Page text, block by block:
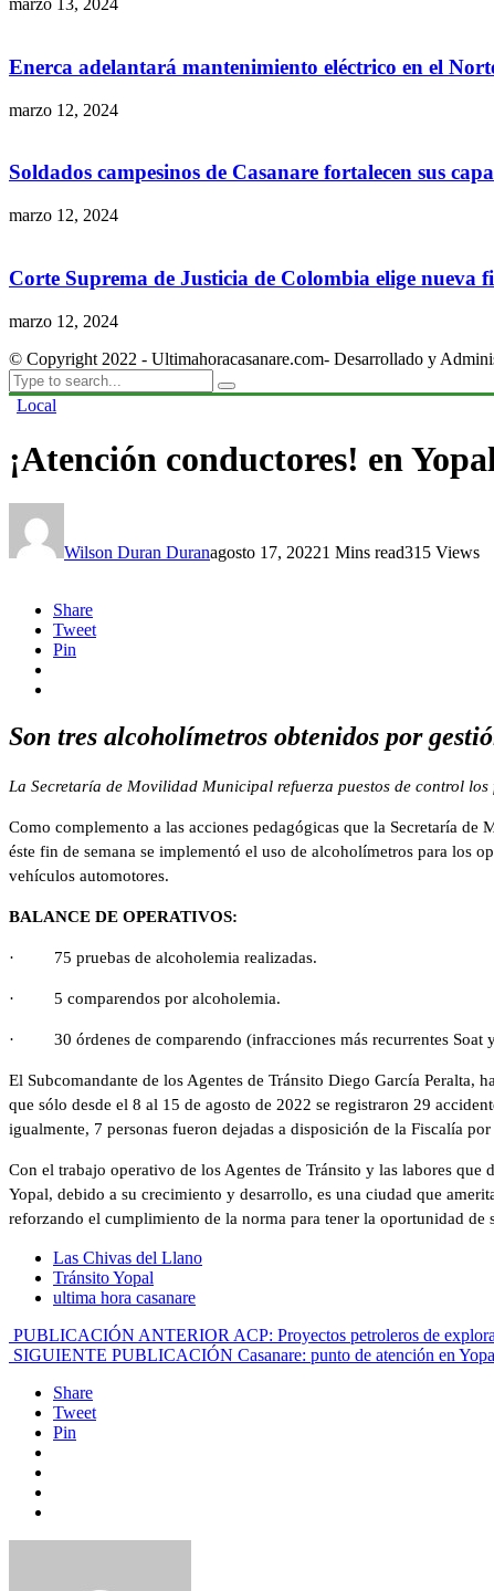
marzo 13, 2024
Enerca adelantará mantenimiento eléctrico en el
marzo 12, 2024
Soldados campesinos de Casanare fortalecen sus
marzo 12, 2024
Corte Suprema de Justicia de Colombia elige nueva
marzo 12, 2024
© Copyright 2022 - Ultimahoracasanare.com- Desarrollado y
Local
¡Atención conductores! en
Wilson Duran Duranagosto 17, 20221 Mins read315 Views
Share
Tweet
Pin
Son tres alcoholímetros obtenidos por
La Secretaría de Movilidad Municipal refuerza puestos de control los
Como complemento a las acciones pedagógicas que la Secretaría
éste fin de semana se implementó el uso de alcoholímetros para los
vehículos automotores.
BALANCE DE OPERATIVOS:
· 75 pruebas de alcoholemia realizadas.
· 5 comparendos por alcoholemia.
· 30 órdenes de comparendo (infracciones más recurrentes Soat
El Subcomandante de los Agentes de Tránsito Diego García
que sólo desde el 8 al 15 de agosto de 2022 se registraron 29
igualmente, 7 personas fueron dejadas a disposición de la Fiscalía
Con el trabajo operativo de los Agentes de Tránsito y las labores
Yopal, debido a su crecimiento y desarrollo, es una ciudad que
reforzando el cumplimiento de la norma para tener la oportunidad de
Las Chivas del Llano
Tránsito Yopal
ultima hora casanare
PUBLICACIÓN ANTERIOR ACP: Proyectos petroleros de
SIGUIENTE PUBLICACIÓN Casanare: punto de atención en
Share
Tweet
Pin